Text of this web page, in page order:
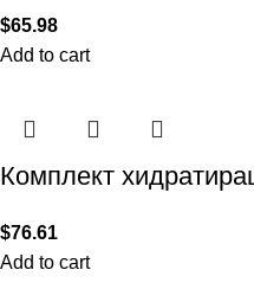
$65.98
Add to cart
Комплект
$76.61
Add to cart